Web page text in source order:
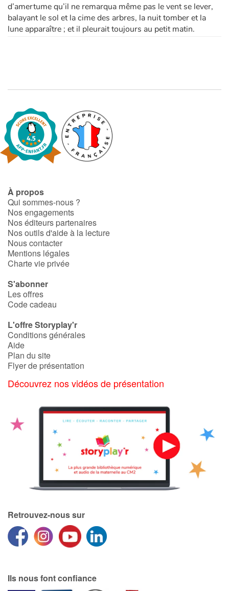
d’amertume qu’il ne remarqua même pas le vent se lever,
balayant le sol et la cime des arbres, la nuit tomber et la
lune apparaître ; et il pleurait toujours au petit matin.
À propos
Qui sommes-nous ?
Nos engagements
Nos éditeurs partenaires
Nos outils d'aide à la lecture
Nous contacter
Mentions légales
Charte vie privée
S'abonner
Les offres
Code cadeau
L'offre Storyplay'r
Conditions générales
Aide
Plan du site
Flyer de présentation
Découvrez nos vidéos de présentation
Retrouvez-nous sur
Ils nous font confiance